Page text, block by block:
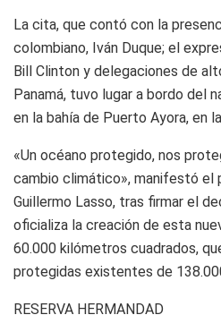
La cita, que contó con la
colombiano, Iván Duque; el
Bill Clinton y delegaciones de
Panamá, tuvo lugar a bordo del
en la bahía de Puerto Ayora, en
«Un océano protegido, nos
cambio climático», manifestó el
Guillermo Lasso, tras firmar el
oficializa la creación de esta
60.000 kilómetros cuadrados,
protegidas existentes de
RESERVA HERMANDAD